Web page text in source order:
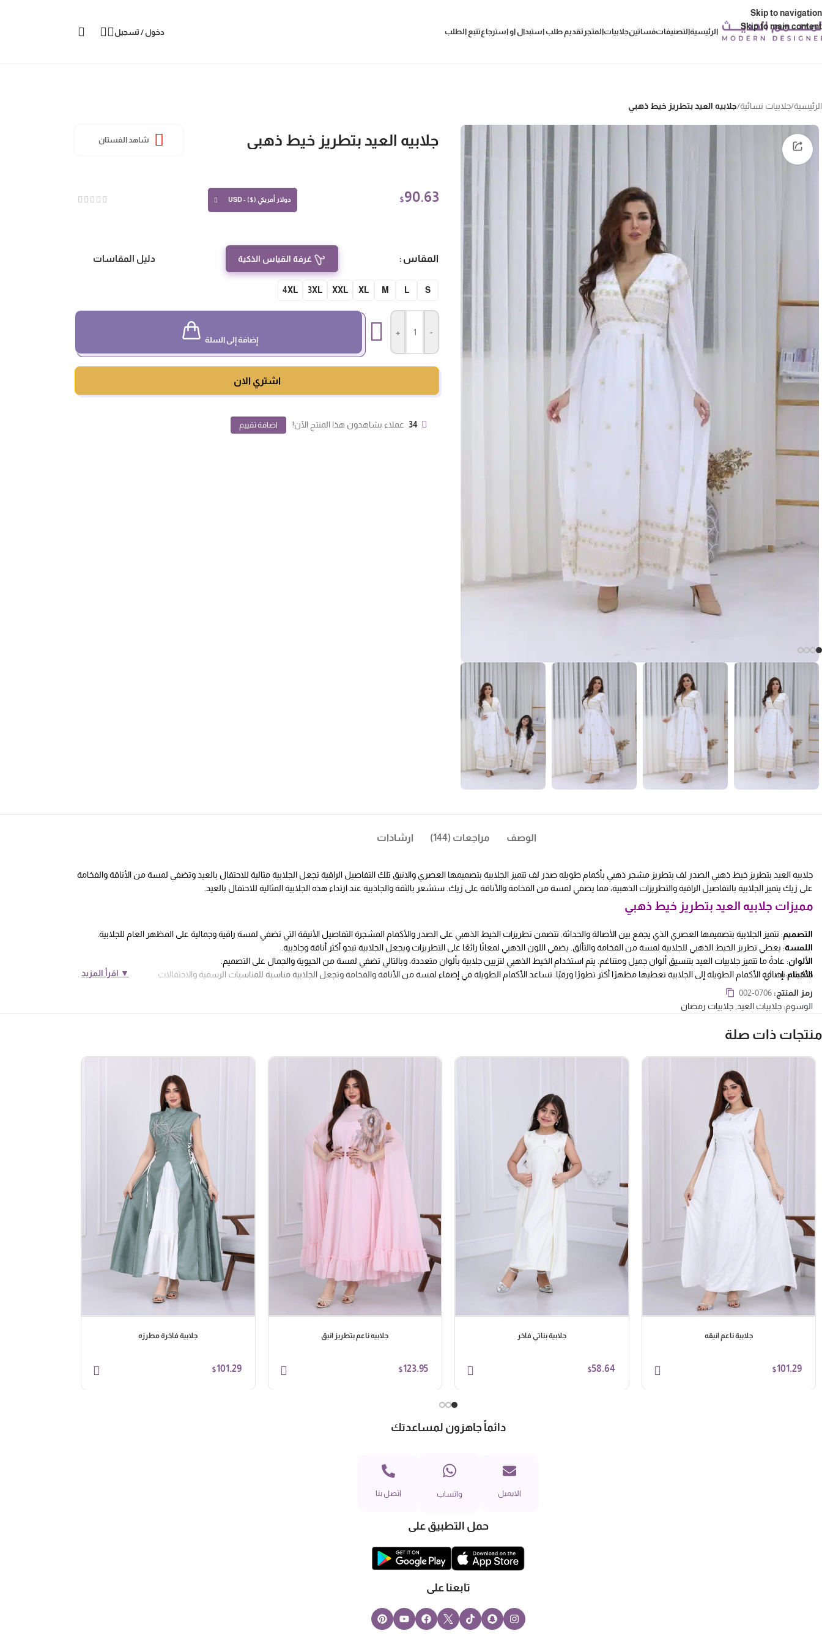
Skip to navigation
Skip to main content
الرئيسيةالتصنيفاتفساتينجلابياتالمتجر تقديم طلب استبدال او استرجاعتتبع الطلب دخول / تسجيل
الرئيسية/جلابيات نسائية/جلابيه العيد بتطريز خيط ذهبي
جلابيه العيد بتطريز خيط ذهبي شاهد الفستان
$90.63 دولار أمريكي ($) - USD
المقاس غرفة القياس الذكية دليل المقاسات
S
L
M
XL
XXL
3XL
4XL
-
+
إضافة إلى السلة
اشتري الان
34 عملاء يشاهدون هذا المنتج الآن! اضافة تقييم
الوصف مراجعات (144) ارشادات
جلابيه العيد بتطريز خيط ذهبي الصدر لف بتطريز مشجر ذهبي بأكمام طويله صدر لف تتميز الجلابية بتصميمها العصري والانيق تلك التفاصيل الراقية تجعل الجلابية مثالية للاحتفال بالعيد وتضفي لمسة من الأناقة والفخامة
على زيك يتميز الجلابية بالتفاصيل الراقية والتطريزات الذهبية، مما يضفي لمسة من الفخامة والأناقة على زيك. ستشعر بالثقة والجاذبية عند ارتداء هذه الجلابية المثالية للاحتفال بالعيد.
مميزات جلابيه العيد بتطريز خيط ذهبي
التصميم
▼ اقرأ المزيد
: تتميز الجلابية بتصميمها العصري الذي يجمع بين الأصالة والحداثة. تتضمن تطريزات الخيط الذهبي على الصدر والأكمام المشجرة التفاصيل الأنيقة التي تضفي لمسة راقية وجمالية على المظهر العام للجلابية.
اللمسة: يعطي تطريز الخيط الذهبي للجلابية لمسة من الفخامة والتألق. يضفي اللون الذهبي لمعانًا رائعًا على التطريزات ويجعل الجلابية تبدو أكثر أناقة وجاذبية.
الألوان: عادةً ما تتميز جلابيات العيد بتنسيق ألوان جميل ومتناغم. يتم استخدام الخيط الذهبي لتزيين جلابية بألوان متعددة، وبالتالي تضفي لمسة من الحيوية والجمال على التصميم.
الأكمام: إضافة الأكمام الطويلة إلى الجلابية تعطيها مظهرًا أكثر تطورًا ورقيًا. تساعد الأكمام الطويلة في إضفاء لمسة من الأناقة والفخامة وتجعل الجلابية مناسبة للمناسبات الرسمية والاحتفالات.
الصدر
: تتميز الجلابية بتصميم الصدر اللف الذي يعطيها مظهرًا فريدًا ومميزًا. يضفي الصدر اللف لمسة من الأناقة والجاذبية على الجلابية ويساهم في إبراز تطريزات الخيط الذهبي بشكل رائع.
جلابيات نسائي
رمز المنتج: 002-0706
الوسوم:جلابيات العيد جلابيات رمضان
منتجات ذات صلة
جلابية ناعم انيقه
$101.29
جلابية بناتي فاخر
$58.64
جلابيه ناعم بتطريز انيق
$123.95
جلابية فاخرة مطرزه
$101.29
دائماً جاهزون لمساعدتك
الايميل واتساب اتصل بنا
حمل التطبيق على
تابعنا على